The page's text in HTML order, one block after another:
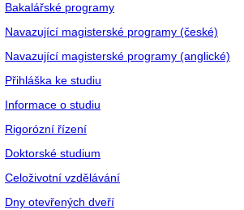
Bakalářské programy
Navazující magisterské programy (české)
Navazující magisterské programy (anglické)
Přihláška ke studiu
Informace o studiu
Rigorózní řízení
Doktorské studium
Celoživotní vzdělávání
Dny otevřených dveří